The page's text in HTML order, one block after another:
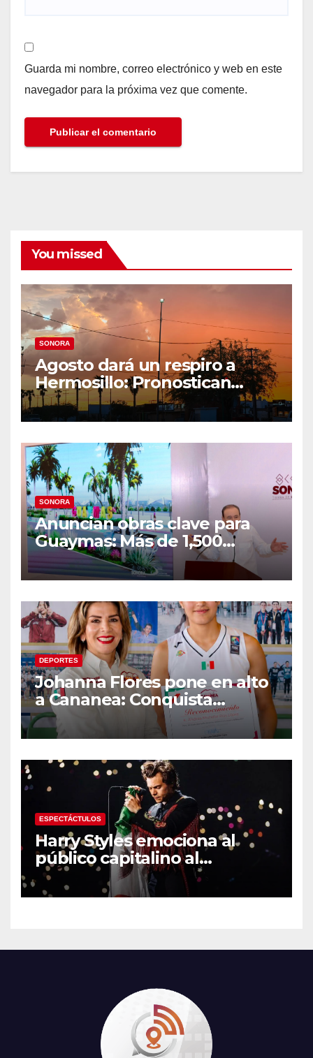
Guarda mi nombre, correo electrónico y web en este
navegador para la próxima vez que comente.
You missed
SONORA
Agosto dará un respiro a
Hermosillo: Pronostican
semana lluviosa y
temperaturas de hasta 34°C
SONORA
Anuncian obras clave para
Guaymas: Más de 1,500
viviendas, modernización del
malecón y nuevo hospital del
DEPORTES
Johanna Flores pone en alto
a Cananea: Conquista
medalla de plata con la
Selección Mexicana Sub-20
Centroamericanos
ESPECTÁCTULOS
Harry Styles emociona al
público capitalino al
interpretar “Cielito Lindo” en
su tercer concierto en la